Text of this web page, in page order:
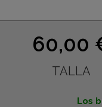
60,00
TALLA
Los